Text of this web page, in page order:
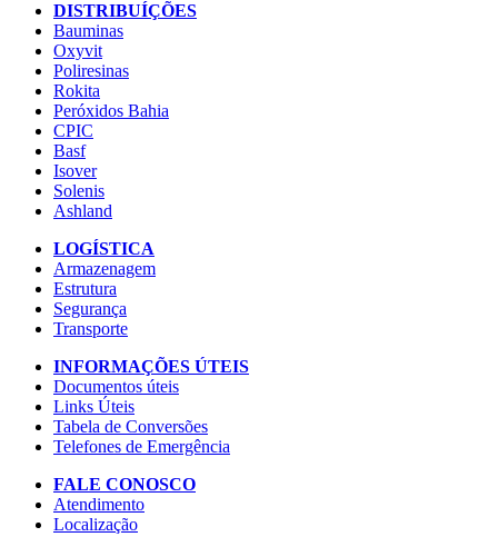
DISTRIBUÍÇÕES
Bauminas
Oxyvit
Poliresinas
Rokita
Peróxidos Bahia
CPIC
Basf
Isover
Solenis
Ashland
LOGÍSTICA
Armazenagem
Estrutura
Segurança
Transporte
INFORMAÇÕES ÚTEIS
Documentos úteis
Links Úteis
Tabela de Conversões
Telefones de Emergência
FALE CONOSCO
Atendimento
Localização